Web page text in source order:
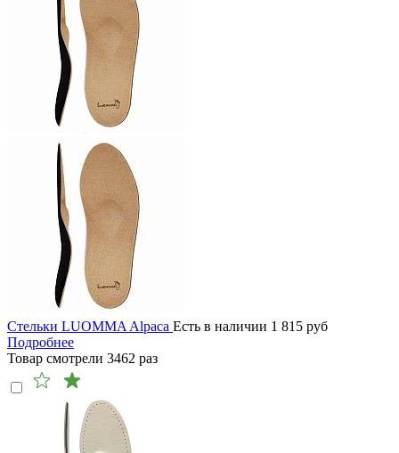
Стельки LUOMMA Alpaca Есть в наличии 1 815 руб
Подробнее
Товар смотрели 3462 раз